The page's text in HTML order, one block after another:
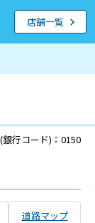
店舗一覧
行コード)：0150
道路マップ